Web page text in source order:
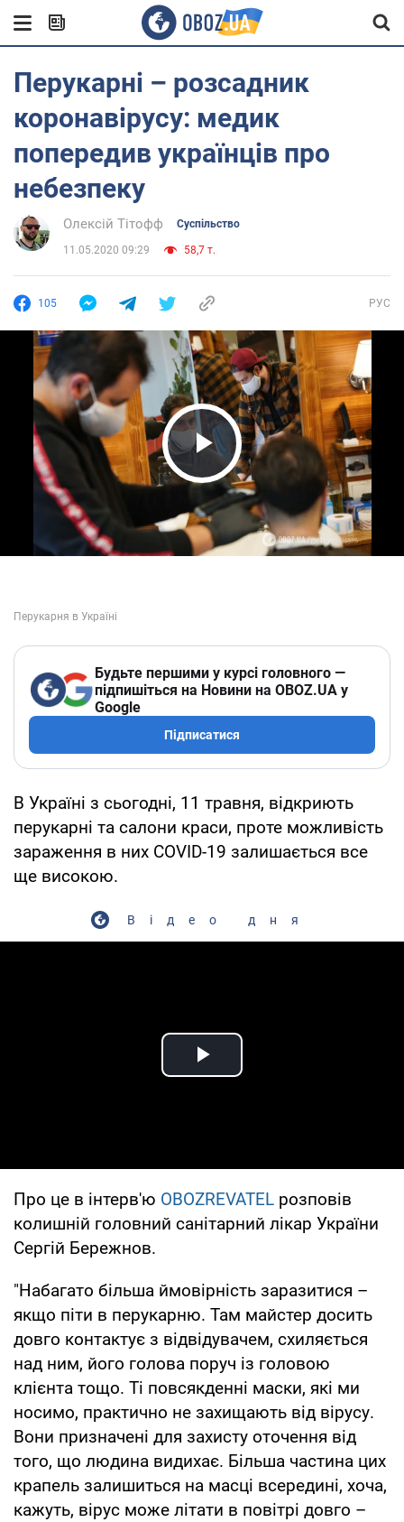
Перукарні – розсадник
коронавірусу: медик
попередив українців про
небезпеку
Олексій Тітофф Суспільство
11.05.2020 09:29 58,7 т.
105 РУС
Play Video
Будьте першими у курсі головного —
підпишіться на Новини на OBOZ.UA у
Google
Підписатися
В Україні з сьогодні, 11 травня, відкриють
перукарні та салони краси, проте можливість
зараження в них COVID-19 залишається все
ще високою.
Відео дня
Play Video
Про це в інтерв'ю OBOZREVATEL розповів
колишній головний санітарний лікар України
Сергій Бережнов.
"Набагато більша ймовірність заразитися –
якщо піти в перукарню. Там майстер досить
довго контактує з відвідувачем, схиляється
над ним, його голова поруч із головою
клієнта тощо. Ті повсякденні маски, які ми
носимо, практично не захищають від вірусу.
Вони призначені для захисту оточення від
того, що людина видихає. Більша частина цих
крапель залишиться на масці всередині, хоча,
кажуть, вірус може літати в повітрі довго –